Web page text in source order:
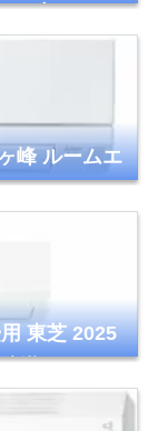
年モデル
峰 ルームエ
ピュアホワ
東芝 2025
掛け クーラ